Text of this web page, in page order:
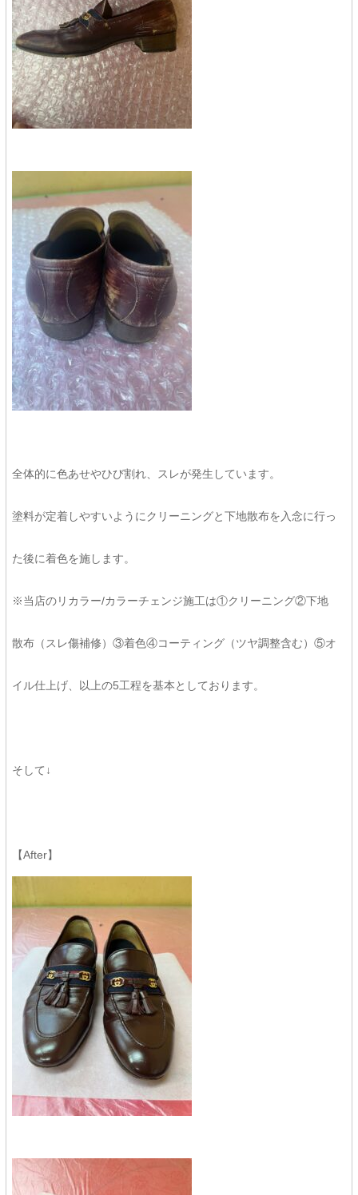
全体的に色あせやひび割れ、スレが発生しています。
塗料が定着しやすいようにクリーニングと下地散布を入念に行っ
た後に着色を施します。
※当店のリカラー/カラーチェンジ施工は①クリーニング②下地
散布（スレ傷補修）③着色④コーティング（ツヤ調整含む）⑤オ
イル仕上げ、以上の5工程を基本としております。
そして↓
【After】